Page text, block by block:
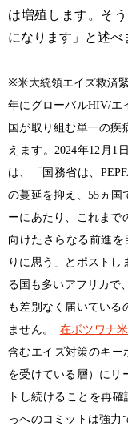
は増殖します。そ
になります」と述べ
※米大統領エイズ救済
年にグローバルHIV/エ
国が取り組む単一の疾
えます。2024年12月1
は、「国務省は、
の蔓延を抑え、55ヵ国
ーにあたり、これまで
向けたさらなる前進を
りに思う」とポスト
る国も多いアフリカで
も差別なく届いている
ません。
在ボツワナ
含むエイズ対策のキ
を受けている層）にリ
トし続けることを再
っへのコミットは強力